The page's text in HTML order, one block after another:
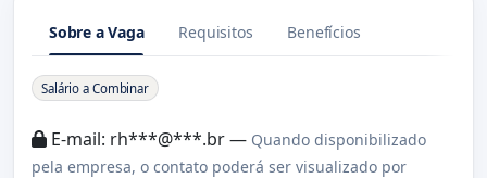
Sobre a Vaga Requisitos Benefícios
Sobre a Vaga
Salário a Combinar
E-mail: rh***@***.br — Quando disponibilizado
pela empresa, o contato poderá ser visualizado por